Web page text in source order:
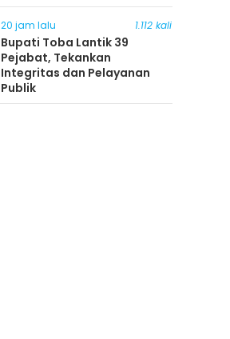
20 jam lalu 1.112 kali
Bupati Toba Lantik 39
Pejabat, Tekankan
Integritas dan Pelayanan
Publik